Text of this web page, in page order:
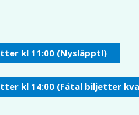
kl 11:00 (Nysläppt!)
kl 14:00 (Fåtal biljetter